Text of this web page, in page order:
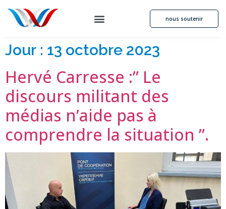
nous soutenir
Jour : 13 octobre 2023
Hervé Carresse :” Le
discours militant des
médias n’aide pas à
comprendre la situation ”.